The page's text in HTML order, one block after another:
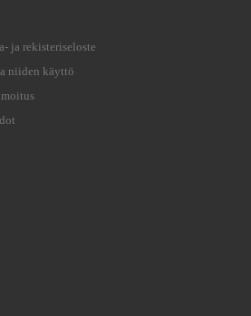
ja rekisteriseloste
niiden käyttö